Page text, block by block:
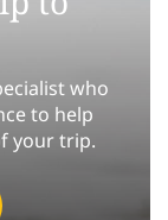
who
to help
your trip.